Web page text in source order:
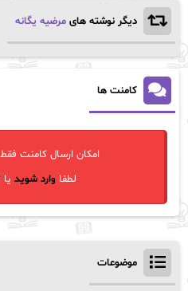
دیگر نوشته های مرضیه یگانه
کامنت ها
امکان ارسال کامنت
لطفاوارد شوید یا
موضوعات